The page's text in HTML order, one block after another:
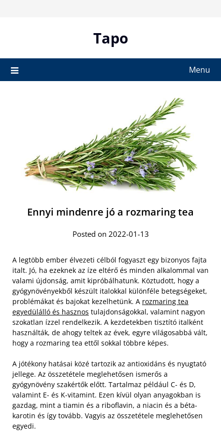
Tapo
Menu
Ennyi mindenre jó a rozmaring tea
Posted on 2022-01-13
A legtöbb ember élvezeti célból fogyaszt egy bizonyos fajta
italt. Jó, ha ezeknek az íze eltérő és minden alkalommal van
valami újdonság, amit kipróbálhatunk. Köztudott, hogy a
gyógynövényekből készült italokkal különféle betegségeket,
problémákat és bajokat kezelhetünk. A rozmaring tea
egyedülálló és hasznos tulajdonságokkal, valamint nagyon
szokatlan ízzel rendelkezik. A kezdetekben tisztító italként
használták, de ahogy teltek az évek, egyre világosabbá vált,
hogy a rozmaring tea ettől sokkal többre képes.
A jótékony hatásai közé tartozik az antioxidáns és nyugtató
jellege. Az összetétele meglehetősen ismerős a
gyógynövény szakértők előtt. Tartalmaz például C- és D,
valamint E- és K-vitamint. Ezen kívül olyan anyagokban is
gazdag, mint a tiamin és a riboflavin, a niacin és a béta-
karotin és így tovább. Vagyis az összetétele meglehetősen
egyedi.